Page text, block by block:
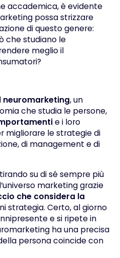
accademica, è evidente
possa strizzare
di questo genere:
che studiano le
meglio il
neuromarketing, un
che studia le persone,
e i loro
migliorare le strategie di
di management e di
su di sé sempre più
marketing grazie
che considera la
strategia. Certo, al giorno
e si ripete in
ha una precisa
persona coincide con